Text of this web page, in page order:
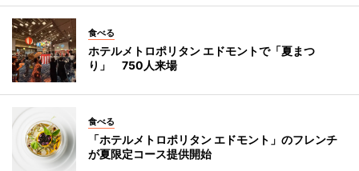
食べる
ホテルメトロポリタン エドモントで「夏まつ
り」 750人来場
食べる
「ホテルメトロポリタン エドモント」のフレンチ
が夏限定コース提供開始